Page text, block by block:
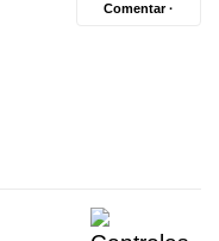
Comentar ·